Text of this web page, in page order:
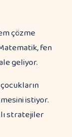
çözme
fen
geliyor.
istiyor.
stratejiler